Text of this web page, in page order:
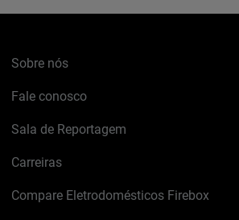
Sobre nós
Fale conosco
Sala de Reportagem
Carreiras
Compare Eletrodomésticos Firebox